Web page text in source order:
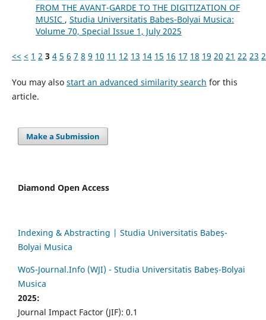
FROM THE AVANT-GARDE TO THE DIGITIZATION OF
MUSIC , Studia Universitatis Babes-Bolyai Musica:
Volume 70, Special Issue 1, July 2025
<< < 1 2 3 4 5 6 7 8 9 10 11 12 13 14 15 16 17 18 19 20 21 22 23
You may also start an advanced similarity search for this
article.
Make a Submission
Diamond Open Access
Indexing & Abstracting | Studia Universitatis Babeș-
Bolyai Musica
WoS-Journal.Info (WJI) - Studia Universitatis Babeș-Bolyai
Musica
2025:
Journal Impact Factor (JIF): 0.1